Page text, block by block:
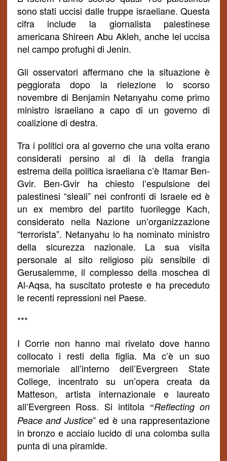
sono stati uccisi dalle truppe israeliane. Questa
cifra include la giornalista palestinese
americana Shireen Abu Akleh, anche lei uccisa
nel campo profughi di Jenin.
Gli osservatori affermano che la situazione è
peggiorata dopo la rielezione lo scorso
novembre di Benjamin Netanyahu come primo
ministro israeliano a capo di un governo di
coalizione di destra.
Tra i politici ora al governo che una volta erano
considerati persino al di là della frangia
estrema della politica israeliana c’è Itamar Ben-
Gvir. Ben-Gvir ha chiesto l’espulsione dei
palestinesi “sleali” nei confronti di Israele ed è
un ex membro del partito fuorilegge Kach,
considerato nella Nazione un’organizzazione
“terrorista”. Netanyahu lo ha nominato ministro
della sicurezza nazionale. La sua visita
personale al sito religioso più sensibile di
Gerusalemme, il complesso della moschea di
Al-Aqsa, ha suscitato proteste e ha preceduto
le recenti repressioni nel Paese.
***
I Corrie non hanno mai rivelato dove hanno
collocato i resti della figlia. Ma c’è un suo
memoriale all’interno dell’Evergreen State
College, incentrato su un’opera creata da
Matteson, artista internazionale e laureato
all’Evergreen Ross. Si intitola “Reflecting on
Peace and Justice” ed è una rappresentazione
in bronzo e acciaio lucido di una colomba sulla
punta di una piramide.